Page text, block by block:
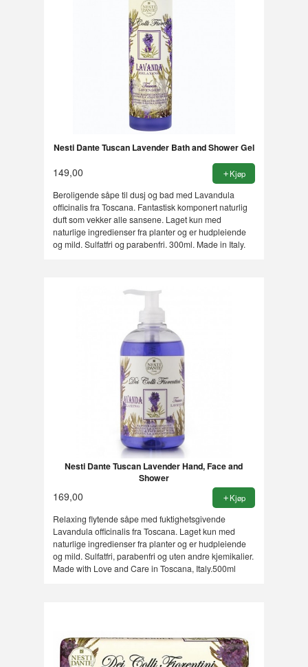
Nesti Dante Tuscan Lavender Bath and Shower Gel
149,00 Kjøp
Beroligende såpe til dusj og bad med Lavandula
officinalis fra Toscana. Fantastisk komponert naturlig
duft som vekker alle sansene. Laget kun med
naturlige ingredienser fra planter og er hudpleiende
og mild. Sulfatfri og parabenfri. 300ml. Made in Italy.
Nesti Dante Tuscan Lavender Hand, Face and
Shower
169,00 Kjøp
Relaxing flytende såpe med fuktighetsgivende
Lavandula officinalis fra Toscana. Laget kun med
naturlige ingredienser fra planter og er hudpleiende
og mild. Sulfatfri, parabenfri og uten andre kjemikalier.
Made with Love and Care in Toscana, Italy.500ml